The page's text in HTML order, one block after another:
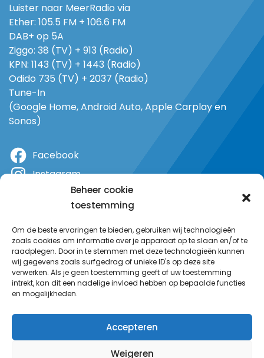
Beheer cookie
toestemming
Om de beste ervaringen te bieden, gebruiken wij technologieën
zoals cookies om informatie over je apparaat op te slaan en/of te
raadplegen. Door in te stemmen met deze technologieën kunnen
wij gegevens zoals surfgedrag of unieke ID's op deze site
verwerken. Als je geen toestemming geeft of uw toestemming
intrekt, kan dit een nadelige invloed hebben op bepaalde functies
en mogelijkheden.
Accepteren
Weigeren
Luister naar MeerRadio via
Ether: 105.5 FM + 106.6 FM
DAB+ op 5A
Ziggo: 38 (TV) + 913 (Radio)
KPN: 1143 (TV) + 1443 (Radio)
Odido 735 (TV) + 2037 (Radio)
Tune-In
(Google Home, Android Auto, Apple Carplay en
Sonos)
Facebook
Instagram
YouTube